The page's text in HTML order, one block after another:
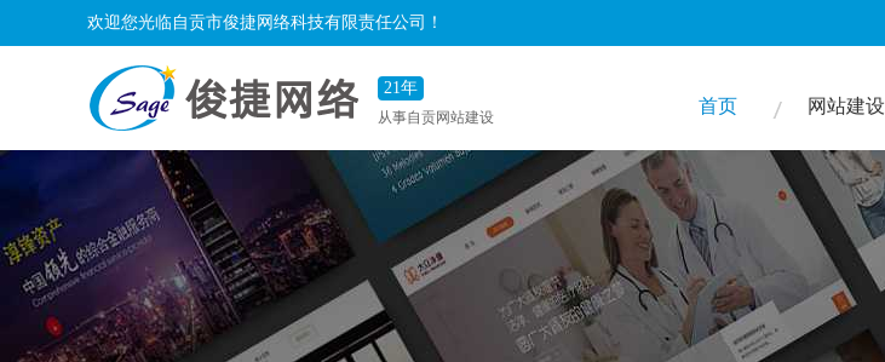
欢迎您光临自贡市俊捷网络科技有限责任公司！
21年
从事自贡网站建设
首页 网站建设